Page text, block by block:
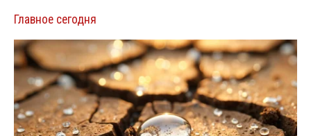
Главное сегодня